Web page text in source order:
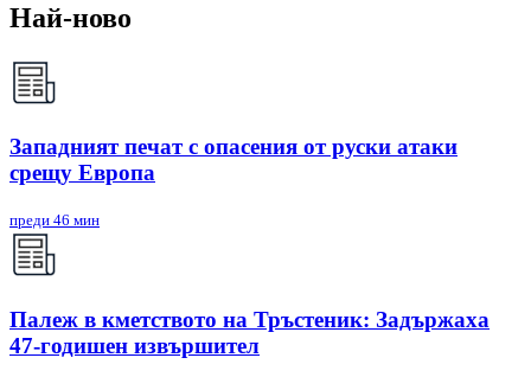
Най-ново
Западният печат с опасения от руски атаки
срещу Европа
преди 46 мин
Палеж в кметството на Тръстеник: Задържаха
47-годишен извършител